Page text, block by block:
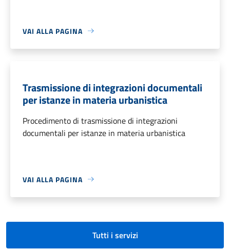
VAI ALLA PAGINA
Trasmissione di integrazioni documentali
per istanze in materia urbanistica
Procedimento di trasmissione di integrazioni
documentali per istanze in materia urbanistica
VAI ALLA PAGINA
Tutti i servizi